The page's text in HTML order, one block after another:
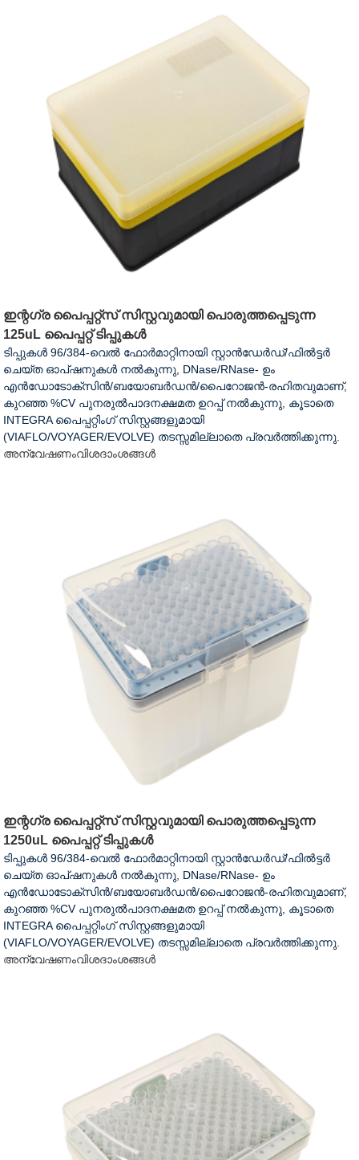
ഇന്റഗ്ര പൈപ്പറ്റ്സ് സിസ്റ്റവുമായി പൊരുത്തപ്പെടുന്ന
125uL പൈപ്പറ്റ് ടിപ്പുകൾ
ടിപ്പുകൾ 96/384-വെൽ ഫോർമാറ്റിനായി സ്റ്റാൻഡേർഡ്/ഫിൽട്ടർ
ചെയ്ത ഓപ്ഷനുകൾ നൽകുന്നു, DNase/RNase- ഉം
എൻഡോടോക്സിൻ/ബയോബർഡൻ/പൈറോജൻ-രഹിതവുമാണ്,
കുറഞ്ഞ %CV പുനരുൽപാദനക്ഷമത ഉറപ്പ് നൽകുന്നു, കൂടാതെ
INTEGRA പൈപ്പറ്റിംഗ് സിസ്റ്റങ്ങളുമായി
(VIAFLO/VOYAGER/EVOLVE) തടസ്സമില്ലാതെ പ്രവർത്തിക്കുന്നു.
അന്വേഷണംവിശദാംശങ്ങൾ
ഇന്റഗ്ര പൈപ്പറ്റ്സ് സിസ്റ്റവുമായി പൊരുത്തപ്പെടുന്ന
1250uL പൈപ്പറ്റ് ടിപ്പുകൾ
ടിപ്പുകൾ 96/384-വെൽ ഫോർമാറ്റിനായി സ്റ്റാൻഡേർഡ്/ഫിൽട്ടർ
ചെയ്ത ഓപ്ഷനുകൾ നൽകുന്നു, DNase/RNase- ഉം
എൻഡോടോക്സിൻ/ബയോബർഡൻ/പൈറോജൻ-രഹിതവുമാണ്,
കുറഞ്ഞ %CV പുനരുൽപാദനക്ഷമത ഉറപ്പ് നൽകുന്നു, കൂടാതെ
INTEGRA പൈപ്പറ്റിംഗ് സിസ്റ്റങ്ങളുമായി
(VIAFLO/VOYAGER/EVOLVE) തടസ്സമില്ലാതെ പ്രവർത്തിക്കുന്നു.
അന്വേഷണംവിശദാംശങ്ങൾ